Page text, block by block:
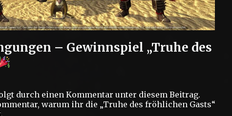
– Gewinnspiel „Truhe des
durch einen Kommentar unter diesem Beitrag.
warum ihr die „Truhe des fröhlichen Gasts“